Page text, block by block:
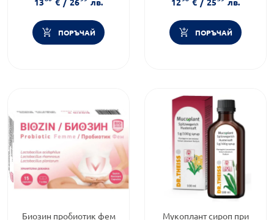
ПОРЪЧАЙ ПОРЪЧАЙ
Биозин пробиотик фем
Мукоплант сироп при